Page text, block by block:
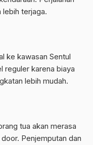
lebih terjaga.
ke kawasan Sentul
reguler karena biaya
lebih mudah.
tua akan merasa
Penjemputan dan